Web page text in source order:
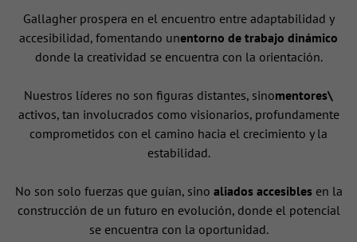
Gallagher prospera en el encuentro entre adaptabilidad y
accesibilidad, fomentando unentorno de trabajo dinámico
donde la creatividad se encuentra con la orientación.
Nuestros líderes no son figuras distantes, sinomentores\
activos, tan involucrados como visionarios, profundamente
comprometidos con el camino hacia el crecimiento y la
estabilidad.
No son solo fuerzas que guían, sino aliados accesiblesen la
construcción de un futuro en evolución, donde el potencial
se encuentra con la oportunidad.